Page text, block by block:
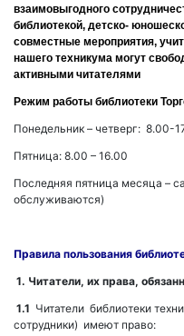
взаимовыгодного
библиотекой, детско-
совместные мероприятия,
нашего техникума могут
активными читателями
Режим работы библиотеки
Понедельник – четверг: 8.00-
Пятница: 8.00 – 16.00
Последняя пятница месяца –
обслуживаются)
Правила пользования
1. Читатели, их права,
1.1 Читатели библиотеки
сотрудники) имеют право: